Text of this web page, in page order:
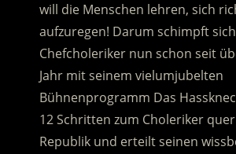
will die Menschen lehren, sich
aufzuregen! Darum schimpft
Chefcholeriker nun schon seit
Jahr mit seinem vielumjubelten
Bühnenprogramm Das
12 Schritten zum Choleriker
Republik und erteilt seinen